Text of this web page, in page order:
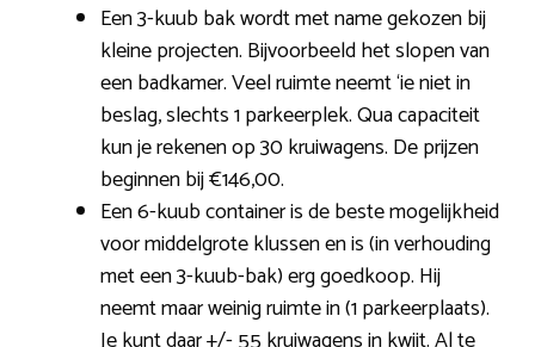
Een 3-kuub bak wordt met name gekozen bij
kleine projecten. Bijvoorbeeld het slopen van
een badkamer. Veel ruimte neemt ‘ie niet in
beslag, slechts 1 parkeerplek. Qua capaciteit
kun je rekenen op 30 kruiwagens. De prijzen
beginnen bij €146,00.
Een 6-kuub container is de beste mogelijkheid
voor middelgrote klussen en is (in verhouding
met een 3-kuub-bak) erg goedkoop. Hij
neemt maar weinig ruimte in (1 parkeerplaats).